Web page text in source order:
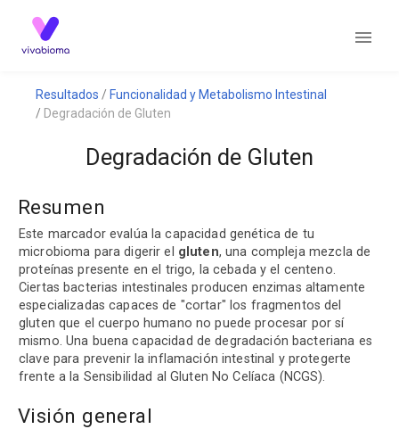
Resultados
Funcionalidad y Metabolismo Intestinal
Degradación de Gluten
Degradación de Gluten
Resumen
Este marcador evalúa la capacidad genética de tu
microbioma para digerir el gluten, una compleja mezcla de
proteínas presente en el trigo, la cebada y el centeno.
Ciertas bacterias intestinales producen enzimas altamente
especializadas capaces de "cortar" los fragmentos del
gluten que el cuerpo humano no puede procesar por sí
mismo. Una buena capacidad de degradación bacteriana es
clave para prevenir la inflamación intestinal y protegerte
frente a la Sensibilidad al Gluten No Celíaca (NCGS).
Visión general